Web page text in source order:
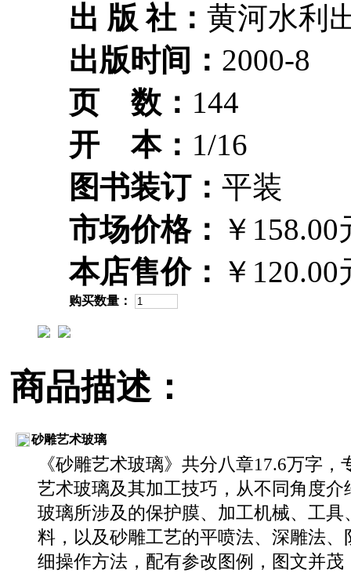
出 版 社： 黄河水利
出版时间： 2000-8
页 数： 144
开 本： 1/16
图书装订： 平装
市场价格： ￥158.00
本店售价： ￥120.00
购买数量：
商品描述：
砂雕艺术玻璃
《砂雕艺术玻璃》共分八章17.6万字，
艺术玻璃及其加工技巧，从不同角度介
玻璃所涉及的保护膜、加工机械、工具
料，以及砂雕工艺的平喷法、深雕法、
细操作方法，配有参改图例，图文并茂